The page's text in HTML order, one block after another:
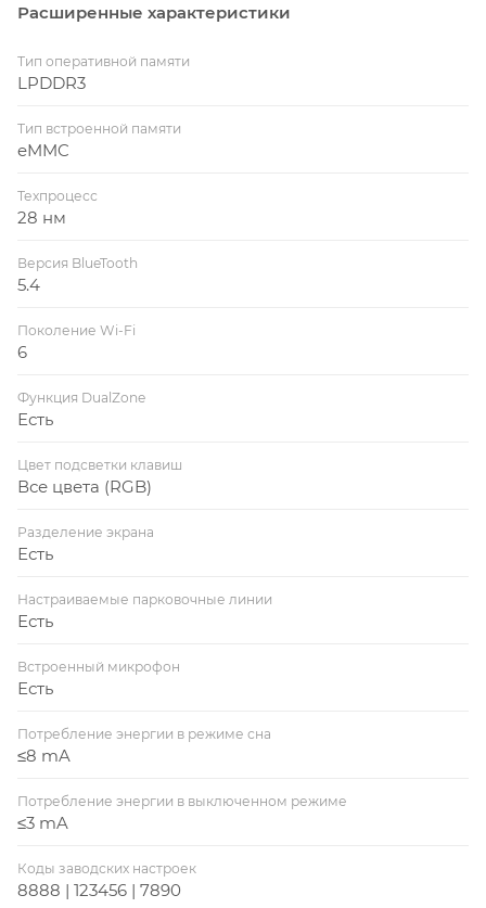
Расширенные характеристики
Тип оперативной памяти
LPDDR3
Тип встроенной памяти
eMMC
Техпроцесс
28 нм
Версия BlueTooth
5.4
Поколение Wi-Fi
6
Функция DualZone
Есть
Цвет подсветки клавиш
Все цвета (RGB)
Разделение экрана
Есть
Настраиваемые парковочные линии
Есть
Встроенный микрофон
Есть
Потребление энергии в режиме сна
≤8 mA
Потребление энергии в выключенном режиме
≤3 mA
Коды заводских настроек
8888 | 123456 | 7890